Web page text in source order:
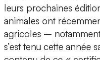
leurs prochaines
animales ont
agricoles –
s’est tenu cette année